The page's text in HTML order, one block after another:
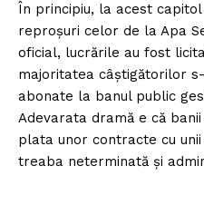
În principiu, la acest
reproșuri celor de la Apa
oficial, lucrările au fost
majoritatea câștigătorilor
abonate la banul public
Adevarata dramă e că
plata unor contracte cu
treaba neterminată și